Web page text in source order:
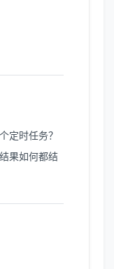
定时任务？
果如何都结